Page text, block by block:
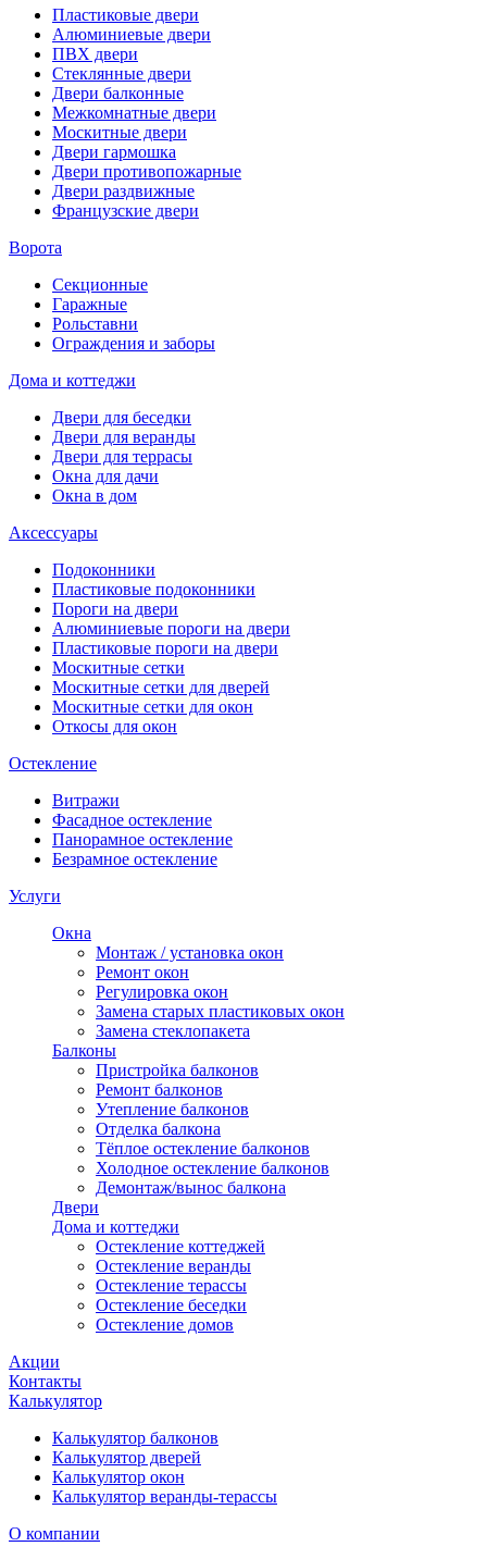
Пластиковые двери
Алюминиевые двери
ПВХ двери
Стеклянные двери
Двери балконные
Межкомнатные двери
Москитные двери
Двери гармошка
Двери противопожарные
Двери раздвижные
Французские двери
Ворота
Секционные
Гаражные
Рольставни
Ограждения и заборы
Дома и коттеджи
Двери для беседки
Двери для веранды
Двери для террасы
Окна для дачи
Окна в дом
Аксессуары
Подоконники
Пластиковые подоконники
Пороги на двери
Алюминиевые пороги на двери
Пластиковые пороги на двери
Москитные сетки
Москитные сетки для дверей
Москитные сетки для окон
Откосы для окон
Остекление
Витражи
Фасадное остекление
Панорамное остекление
Безрамное остекление
Услуги
Окна
Монтаж / установка окон
Ремонт окон
Регулировка окон
Замена старых пластиковых окон
Замена стеклопакета
Балконы
Пристройка балконов
Ремонт балконов
Утепление балконов
Отделка балкона
Тёплое остекление балконов
Холодное остекление балконов
Демонтаж/вынос балкона
Двери
Дома и коттеджи
Остекление коттеджей
Остекление веранды
Остекление терассы
Остекление беседки
Остекление домов
Акции
Контакты
Калькулятор
Калькулятор балконов
Калькулятор дверей
Калькулятор окон
Калькулятор веранды-терассы
О компании